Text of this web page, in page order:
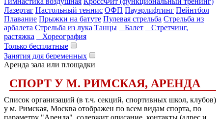
Лазертаг Настольный теннис ОФП Пауэрлифтинг Пейнтбол
Плавание Прыжки на батуте Пулевая стрельба Стрельба из
арбалета Стрельба из лука Танцы Балет
Стретчинг,
растяжка
Хореография
Только бесплатные
Занятия для беременных
Аренда зала или площадки
СПОРТ У М. РИМСКАЯ, АРЕНДА
Список организаций (в т.ч. секций, спортивных школ, клубов)
у м. Римская, Москва отображен по всем видам спорта, по
параметру "Аренда", содержит описание, контакты (адрес и